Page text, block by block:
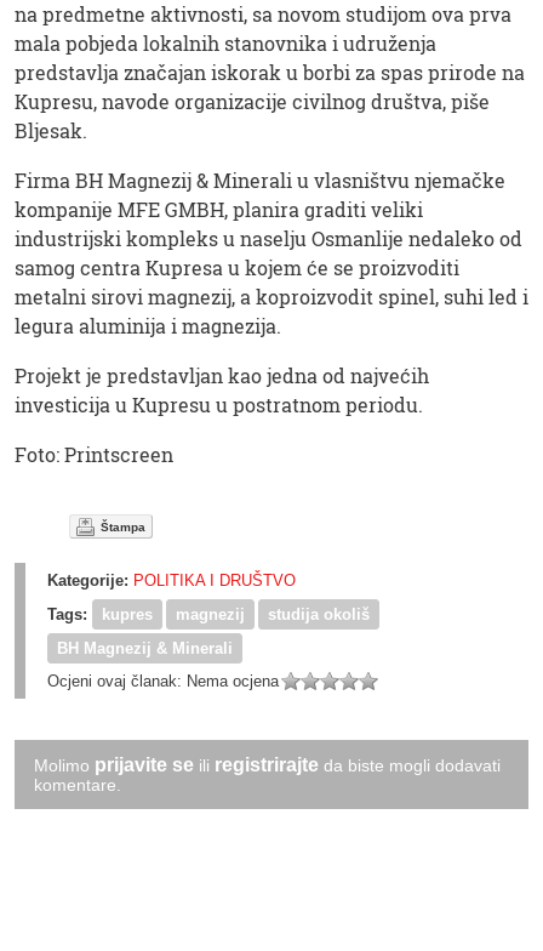
na predmetne aktivnosti, sa novom studijom ova prva
mala pobjeda lokalnih stanovnika i udruženja
predstavlja značajan iskorak u borbi za spas prirode na
Kupresu, navode organizacije civilnog društva, piše
Bljesak.
Firma BH Magnezij & Minerali u vlasništvu njemačke
kompanije MFE GMBH, planira graditi veliki
industrijski kompleks u naselju Osmanlije nedaleko od
samog centra Kupresa u kojem će se proizvoditi
metalni sirovi magnezij, a koproizvodit spinel, suhi led i
legura aluminija i magnezija.
Projekt je predstavljan kao jedna od najvećih
investicija u Kupresu u postratnom periodu.
Foto: Printscreen
Štampa
Kategorije: POLITIKA I DRUŠTVO
Tags:
kupres magnezij
studija okoliš
BH Magnezij & Minerali
Ocjeni ovaj članak: Nema ocjena
Molimo prijavite se ili registrirajte da biste mogli dodavati
komentare.